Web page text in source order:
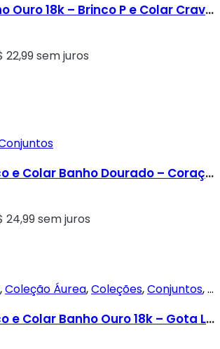
Conjunto Banho Ouro 18k – Brinco P e Colar Cravação Inglesa
22,99sem juros
Conjunto Brinco e Colar Banho Dourado – Corações Cravados em Micro Zircônias Transparentes
24,99sem juros
,Coleção Áurea,Coleções,Conjuntos,
Conjunto Brinco e Colar Banho Ouro 18k – Gota Lisa com Zircônia Central